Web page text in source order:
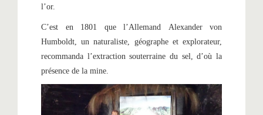
l’or.
C’est en 1801 que l’Allemand Alexander von
Humboldt, un naturaliste, géographe et explorateur,
recommanda l’extraction souterraine du sel, d’où la
présence de la mine.